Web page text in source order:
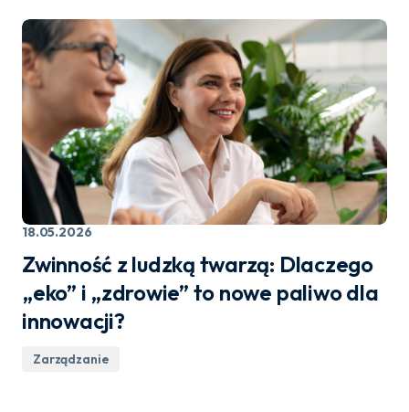
18.05.2026
Zwinność z ludzką twarzą: Dlaczego
„eko” i „zdrowie” to nowe paliwo dla
innowacji?
Zarządzanie